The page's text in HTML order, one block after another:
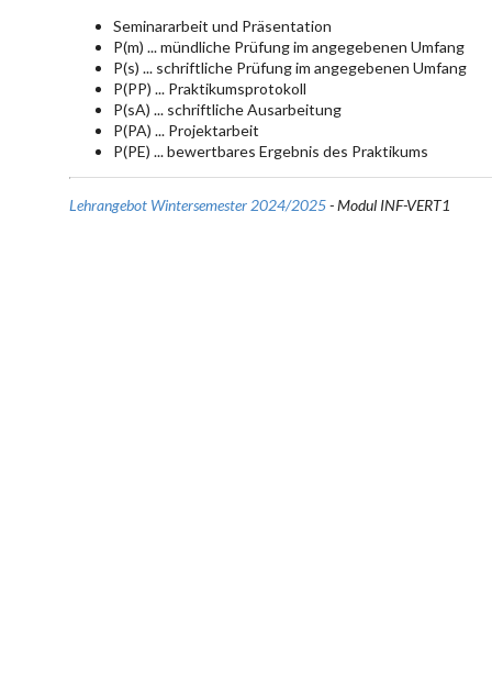
Seminararbeit und Präsentation
P(m) ... mündliche Prüfung im angegebenen Umfang
P(s) ... schriftliche Prüfung im angegebenen Umfang
P(PP) ... Praktikumsprotokoll
P(sA) ... schriftliche Ausarbeitung
P(PA) ... Projektarbeit
P(PE) ... bewertbares Ergebnis des Praktikums
Lehrangebot Wintersemester 2024/2025- Modul INF-VERT1